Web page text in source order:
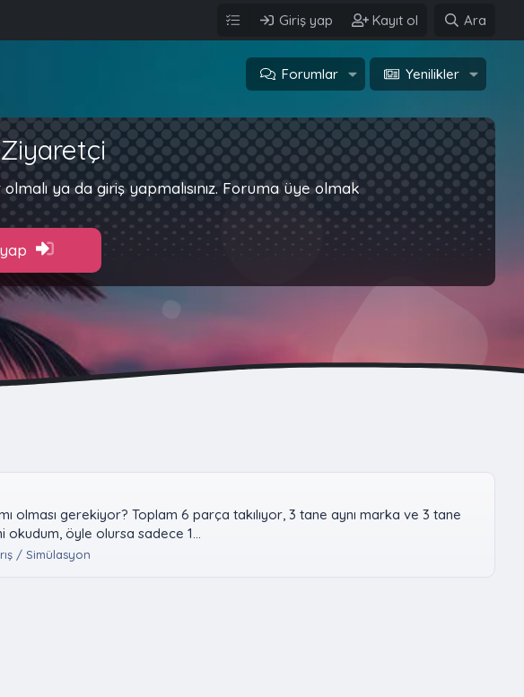
Giriş yap Kayıt ol Ara
Forumlar Yenilikler
ya da giriş yapmalısınız. Foruma üye olmak
olması gerekiyor? Toplam 6 parça takılıyor, 3 tane aynı marka ve 3 tane
okudum, öyle olursa sadece 1...
/ Simülasyon